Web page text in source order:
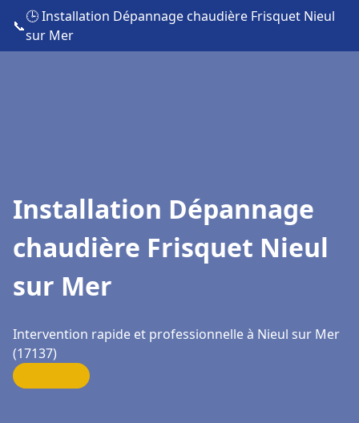
📞
🕒 Installation Dépannage chaudière Frisquet Nieul
sur Mer
Installation Dépannage
chaudière Frisquet Nieul
sur Mer
Intervention rapide et professionnelle à Nieul sur Mer
(17137)